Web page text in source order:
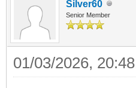
Silver60
Senior Member
01/03/2026,